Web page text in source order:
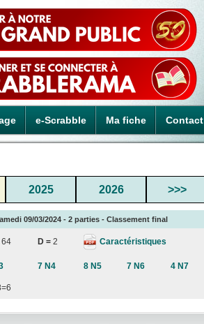
e-Scrabble Ma fiche Contact
2025 2026 >>>
09/03/2024 - 2 parties - Classement final
64 D = 2 Caractéristiques
7 N4 8 N5 7 N6 4 N7